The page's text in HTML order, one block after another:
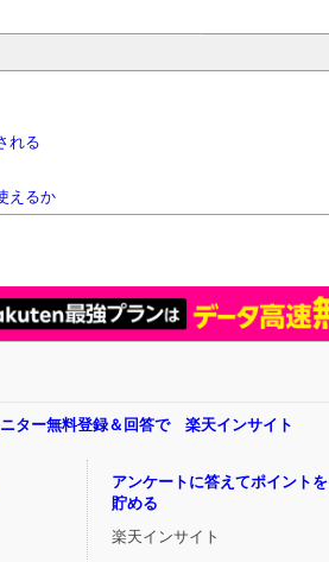
れる
えるか
ター無料登録＆回答で 楽天インサイト
アンケートに答えてポイントを
貯める
楽天インサイト